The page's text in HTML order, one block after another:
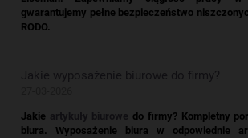
gwarantujemy pełne bezpieczeństwo
RODO.
Jakie wyposażenie biurowe do firmy?
Jakie artykuły biurowe do firmy? Kompletny
biura. Wyposażenie biura w odpowiednie